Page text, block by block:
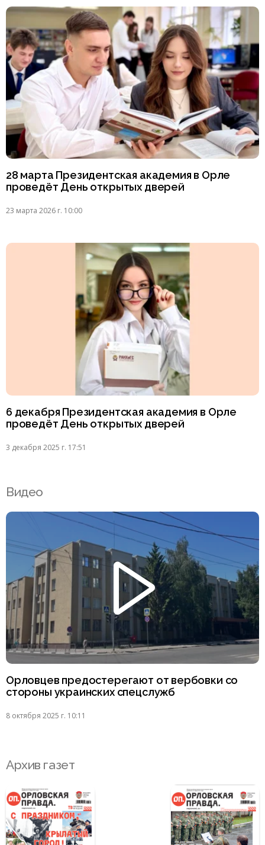
28 марта Президентская академия в Орле
проведёт День открытых дверей
23 марта 2026 г. 10:00
6 декабря Президентская академия в Орле
проведёт День открытых дверей
3 декабря 2025 г. 17:51
Видео
Орловцев предостерегают от вербовки со
стороны украинских спецслужб
8 октября 2025 г. 10:11
Архив газет